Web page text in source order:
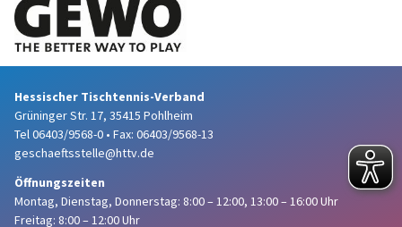
Hessischer Tischtennis-Verband
Grüninger Str. 17, 35415 Pohlheim
Tel 06403/9568-0 • Fax: 06403/9568-13
geschaeftsstelle@httv.de
Öffnungszeiten
Montag, Dienstag, Donnerstag: 8:00 – 12:00, 13:00 – 16:00 Uhr
Freitag: 8:00 – 12:00 Uhr